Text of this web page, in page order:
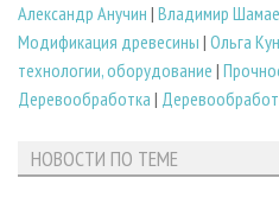
Александр Анучин | Владимир
Модификация древесины | Ольга
технологии, оборудование |
Деревообработка |
НОВОСТИ ПО ТЕМЕ